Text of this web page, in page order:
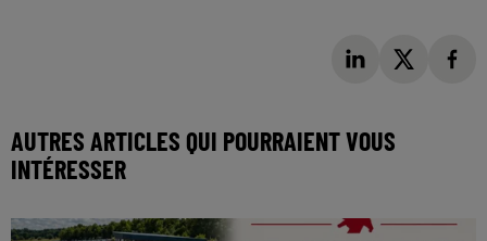
AUTRES ARTICLES QUI POURRAIENT VOUS
INTÉRESSER